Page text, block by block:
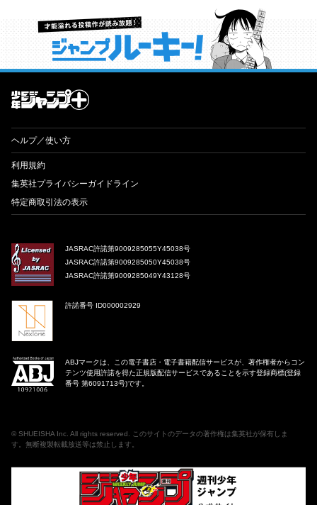
才能溢れる投稿作が読み放題！ ジャンプルーキー！
ヘルプ／使い方
利用規約
集英社プライバシーガイドライン
特定商取引法の表示
JASRAC許諾第9009285055Y45038号
JASRAC許諾第9009285050Y45038号
JASRAC許諾第9009285049Y43128号
許諾番号 ID000002929
ABJマークは、この電子書店・電子書籍配信サービスが、著作権者からコン
テンツ使用許諾を得た正規版配信サービスであることを示す登録商標(登録
番号 第6091713号)です。
© SHUEISHA Inc . All rights reserved. このサイトのデータの著作権は集英社が保有しま
す。無断複製転載放送等は禁止します。